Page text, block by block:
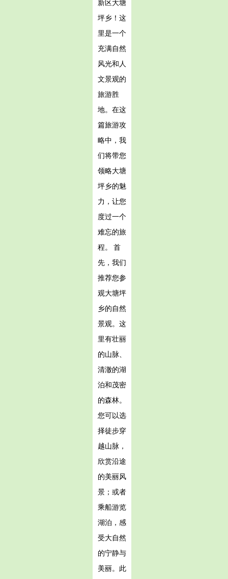
新区大塘
坪乡！这
里是一个
充满自然
风光和人
文景观的
旅游胜
地。在这
篇旅游攻
略中，我
们将带您
领略大塘
坪乡的魅
力，让您
度过一个
难忘的旅
程。 首
先，我们
推荐您参
观大塘坪
乡的自然
景观。这
里有壮丽
的山脉、
清澈的湖
泊和茂密
的森林。
您可以选
择徒步穿
越山脉，
欣赏沿途
的美丽风
景；或者
乘船游览
湖泊，感
受大自然
的宁静与
美丽。此